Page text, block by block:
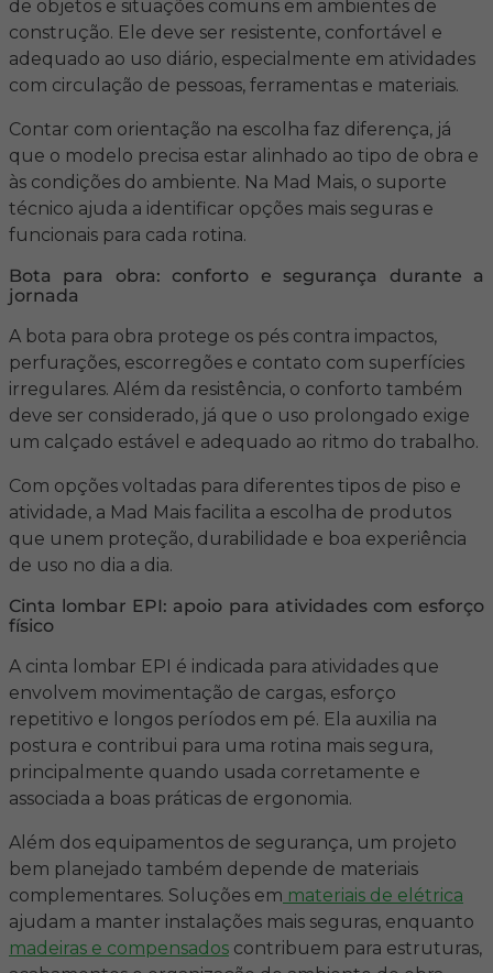
de objetos e situações comuns em ambientes de
construção. Ele deve ser resistente, confortável e
adequado ao uso diário, especialmente em atividades
com circulação de pessoas, ferramentas e materiais.
Contar com orientação na escolha faz diferença, já
que o modelo precisa estar alinhado ao tipo de obra e
às condições do ambiente. Na Mad Mais, o suporte
técnico ajuda a identificar opções mais seguras e
funcionais para cada rotina.
Bota para obra: conforto e segurança durante a
jornada
A bota para obra protege os pés contra impactos,
perfurações, escorregões e contato com superfícies
irregulares. Além da resistência, o conforto também
deve ser considerado, já que o uso prolongado exige
um calçado estável e adequado ao ritmo do trabalho.
Com opções voltadas para diferentes tipos de piso e
atividade, a Mad Mais facilita a escolha de produtos
que unem proteção, durabilidade e boa experiência
de uso no dia a dia.
Cinta lombar EPI: apoio para atividades com esforço
físico
A cinta lombar EPI é indicada para atividades que
envolvem movimentação de cargas, esforço
repetitivo e longos períodos em pé. Ela auxilia na
postura e contribui para uma rotina mais segura,
principalmente quando usada corretamente e
associada a boas práticas de ergonomia.
Além dos equipamentos de segurança, um projeto
bem planejado também depende de materiais
complementares. Soluções em materiais de elétrica
ajudam a manter instalações mais seguras, enquanto
madeiras e compensados contribuem para estruturas,